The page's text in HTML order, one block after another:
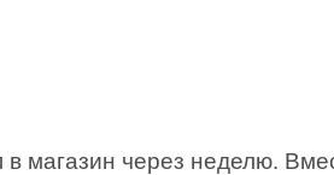
магазин через неделю.